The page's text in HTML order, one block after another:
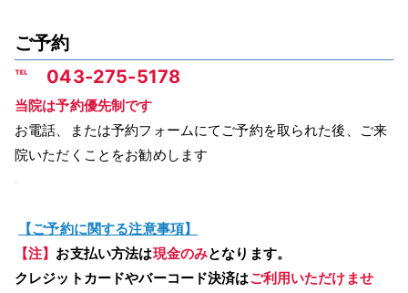
t
t
e
r
b
o
o
k
l
ご予約
℡ 043-275-5178
当院は予約優先制です
お電話、または予約フォームにてご予約を取られた後、ご来
院いただくことをお勧めします
【ご予約に関する注意事項】
【注】 お支払い方法は現金のみとなります。
クレジットカードやバーコード決済はご利用いただけませ